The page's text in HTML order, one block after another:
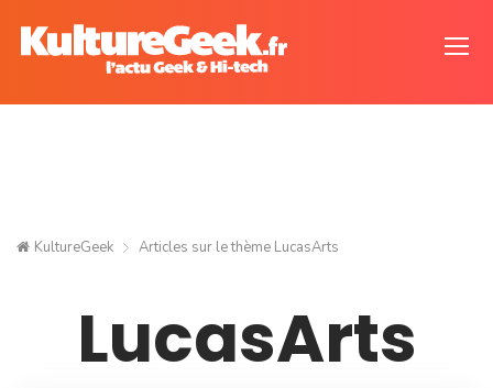
KultureGeek Articles sur le thème LucasArts
LucasArts